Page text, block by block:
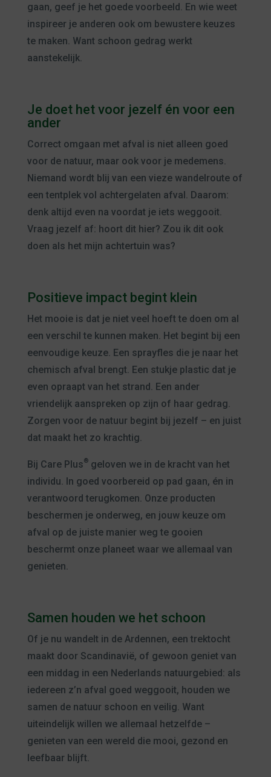
gaan, geef je het goede voorbeeld. En wie weet
inspireer je anderen ook om bewustere keuzes
te maken. Want schoon gedrag werkt
aanstekelijk.
Je doet het voor jezelf én voor een
ander
Correct omgaan met afval is niet alleen goed
voor de natuur, maar ook voor je medemens.
Niemand wordt blij van een vieze wandelroute of
een tentplek vol achtergelaten afval. Daarom:
denk altijd even na voordat je iets weggooit.
Vraag jezelf af: hoort dit hier? Zou ik dit ook
doen als het mijn achtertuin was?
Positieve impact begint klein
Het mooie is dat je niet veel hoeft te doen om al
een verschil te kunnen maken. Het begint bij een
eenvoudige keuze. Een sprayfles die je naar het
chemisch afval brengt. Een stukje plastic dat je
even opraapt van het strand. Een ander
vriendelijk aanspreken op zijn of haar gedrag.
Zorgen voor de natuur begint bij jezelf – en juist
dat maakt het zo krachtig.
Bij Care Plus®geloven we in de kracht van het
individu. In goed voorbereid op pad gaan, én in
verantwoord terugkomen. Onze producten
beschermen je onderweg, en jouw keuze om
afval op de juiste manier weg te gooien
beschermt onze planeet waar we allemaal van
genieten.
Samen houden we het schoon
Of je nu wandelt in de Ardennen, een trektocht
maakt door Scandinavië, of gewoon geniet van
een middag in een Nederlands natuurgebied: als
iedereen z’n afval goed weggooit, houden we
samen de natuur schoon en veilig. Want
uiteindelijk willen we allemaal hetzelfde –
genieten van een wereld die mooi, gezond en
leefbaar blijft.